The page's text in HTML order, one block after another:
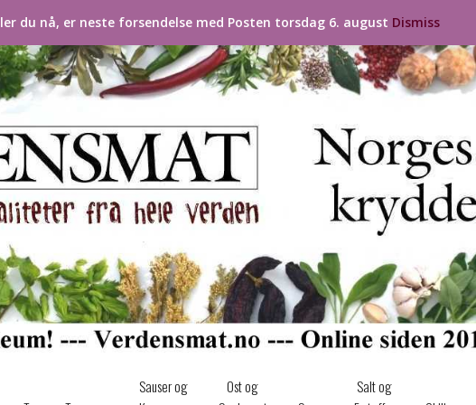
Sauser og
Ost og
Salt og
du nå, er neste forsendelse med Posten torsdag 6. august Dismiss